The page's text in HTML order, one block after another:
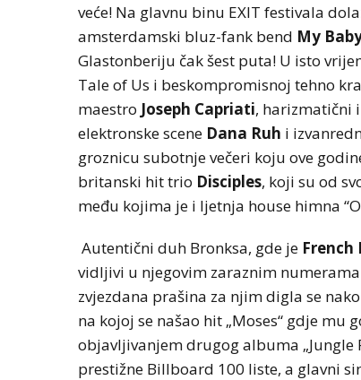
veće! Na glavnu binu EXIT festivala
amsterdamski bluz-fank bend My
Glastonberiju čak šest puta! U isto
Tale of Us i beskompromisnoj tehno
maestro Joseph Capriati, harizmatični
elektronske scene Dana Ruh i
groznicu subotnje večeri koju ove
britanski hit trio Disciples, koji su od
među kojima je i ljetnja house himna
Autentični duh Bronksa, gde je
vidljivi u njegovim zaraznim
zvjezdana prašina za njim digla se
na kojoj se našao hit „Moses“ gdje
objavljivanjem drugog albuma „Jungle
prestižne Billboard 100 liste, a glavni